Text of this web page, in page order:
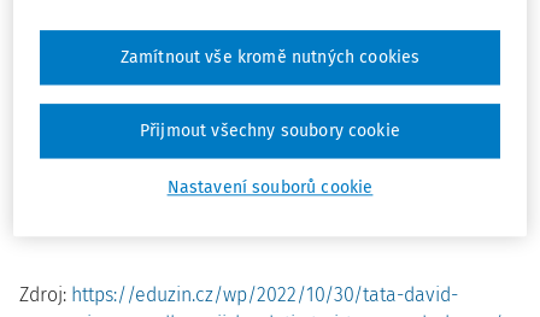
Když vidím, jak se žáci v Malajsii i ve zbytku Asie učí, kladu
si jednu základní otázku: jak budou dnešní evropské děti
Evropu a její roli ve světě? A bojím se, že Evropa je na
šikmé ploše a nesnaží se svůj úpadek nijak zvrátit.
Celý článek si můžete přečíst na EduZin.cz
Zdroj: https://eduzin.cz/wp/2022/10/30/tata-david-
Nastavení souborů cookie
Zamítnout vše kromě nutných cookies
Přijmout všechny soubory cookie